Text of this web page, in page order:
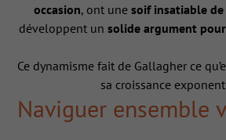
occasion, ont une soif insatiable de
développent un solide argument
Ce dynamisme fait de Gallagher ce
sa croissance
Naviguer ensemble